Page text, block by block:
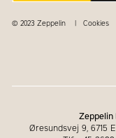
© 2023 Zeppelin Cookies
Zeppelin
Øresundsvej 9, 6715